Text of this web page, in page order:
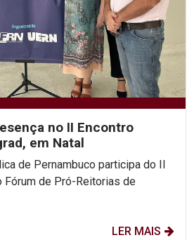
no II Encontro
em Natal
de Pernambuco participa do II
Fórum de Pró-Reitorias de
LER MAIS